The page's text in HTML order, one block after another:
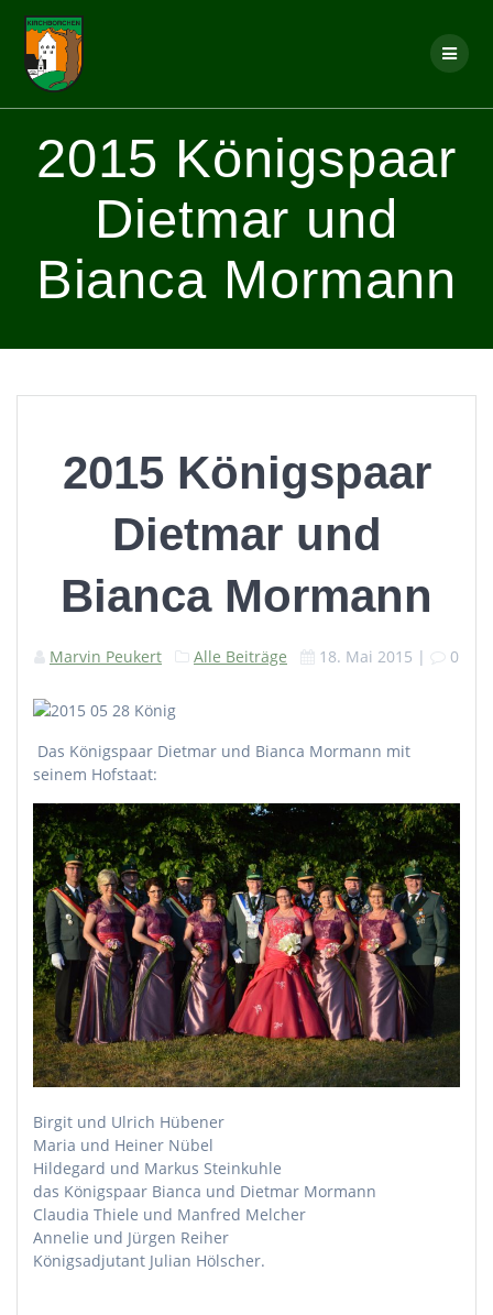
2015 Königspaar
Dietmar und
Bianca Mormann
2015 Königspaar
Dietmar und
Bianca Mormann
Marvin Peukert Alle Beiträge 18. Mai 2015 | 0
Das Königspaar Dietmar und Bianca Mormann mit
seinem Hofstaat:
Birgit und Ulrich Hübener
Maria und Heiner Nübel
Hildegard und Markus Steinkuhle
das Königspaar Bianca und Dietmar Mormann
Claudia Thiele und Manfred Melcher
Annelie und Jürgen Reiher
Königsadjutant Julian Hölscher.